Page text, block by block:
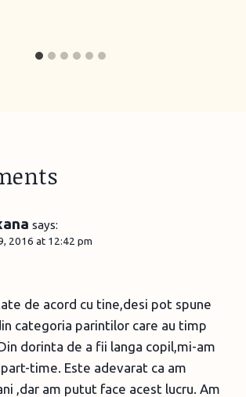
says:
2016 at 12:42 pm
de acord cu tine,desi pot spune
categoria parintilor care au timp
dorinta de a fii langa copil,mi-am
time. Este adevarat ca am
,dar am putut face acest lucru. Am